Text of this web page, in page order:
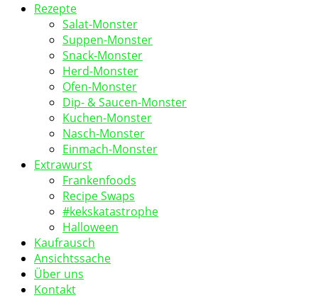
Rezepte
Salat-Monster
Suppen-Monster
Snack-Monster
Herd-Monster
Ofen-Monster
Dip- & Saucen-Monster
Kuchen-Monster
Nasch-Monster
Einmach-Monster
Extrawurst
Frankenfoods
Recipe Swaps
#kekskatastrophe
Halloween
Kaufrausch
Ansichtssache
Über uns
Kontakt